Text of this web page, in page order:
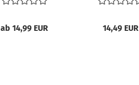
ab 14,99 EUR 14,49 EUR